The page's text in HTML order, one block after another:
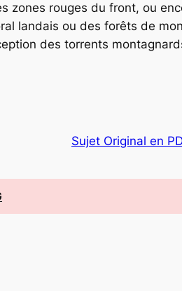
zones rouges du front, ou
landais ou des forêts de
des torrents
Sujet Original en